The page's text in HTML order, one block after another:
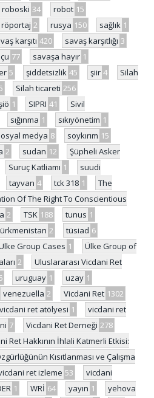
roboski 34 robot 15
röportaj 2 rusya 150 sağlık 1
karşıtı 420 savaş karşıtlığı 3
77 savaşa hayır 1
5 şiddetsizlik 45 şiir 4
Silah
Silah ticareti 256
1 SIPRI 41
Sivil
sığınma 1 sıkıyönetim 1
medya 8 soykırım 15
2 sudan 12
Şüpheli Asker
Suruç Katliamı 1
suudi
tayvan 4 tck 318 1
The
Of The Right To Conscientious
2 TSK 188 tunus 1
2 tüsiad 6
Group Cases 1
Ülke Group of
2
Uluslararası Vicdani Ret
uruguay 1 uzay 1
venezuella 2 Vicdani Ret 1302
vicdani ret atölyesi 1
vicdani ret
7 Vicdani Ret Derneği 278
Ret Hakkının İhlali Katmerli Etkisi:
Kısıtlanması ve Çalışma
ret izleme 53
vicdani
1 WRİ 64 yayın 1
yehova